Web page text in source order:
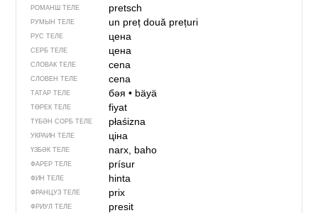
РОМАНШ ТЕЛЕ pretsch
РУМЫН ТЕЛЕ un prețdouă prețuri
РУС ТЕЛЕ цена
СЕРБ ТЕЛЕ цена
СЛОВАК ТЕЛЕ cena
СЛОВЕН ТЕЛЕ cena
ТАТАР ТЕЛЕ бәя• bäyä
ТӨРЕК ТЕЛЕ fiyat
ТҮБӘН СОРБ ТЕЛЕ płaśizna
УКРАИН ТЕЛЕ ціна
ҮЗБӘК ТЕЛЕ narx, baho
ФАРЕР ТЕЛЕ prísur
ФИН ТЕЛЕ hinta
ФРАНЦУЗ ТЕЛЕ prix
ФРИУЛ ТЕЛЕ presit